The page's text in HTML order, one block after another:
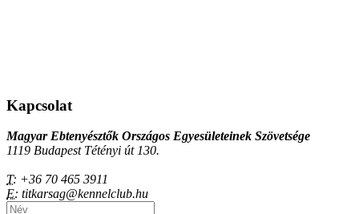
Kapcsolat
Magyar Ebtenyésztők Országos Egyesületeinek Szövetsége
1119 Budapest Tétényi út 130.
T: +36 70 465 3911
E: titkarsag@kennelclub.hu